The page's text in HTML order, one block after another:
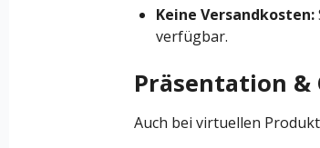
Keine Versandkosten:
verfügbar.
Präsentation
Auch bei virtuellen